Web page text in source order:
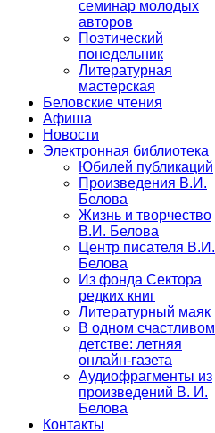
семинар молодых
авторов
Поэтический
понедельник
Литературная
мастерская
Беловские чтения
Афиша
Новости
Электронная библиотека
Юбилей публикаций
Произведения В.И.
Белова
Жизнь и творчество
В.И. Белова
Центр писателя В.И.
Белова
Из фонда Сектора
редких книг
Литературный маяк
В одном счастливом
детстве: летняя
онлайн-газета
Аудиофрагменты из
произведений В. И.
Белова
Контакты